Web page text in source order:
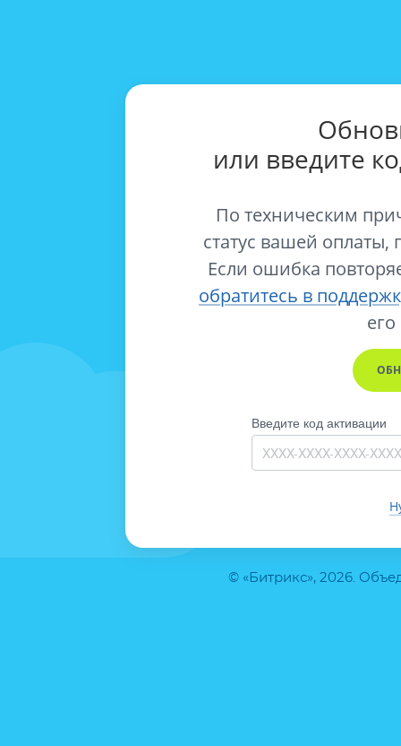
© «Битрикс», 2026.
или введите
По техническим
статус вашей оплаты,
Если ошибка
обратитесь в
его
Введите код активации